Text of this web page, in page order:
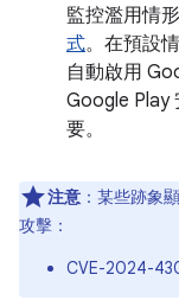
監控濫用情
式。在預設
自動啟用
Google Play
要。
注意 ：某些跡象
攻擊：
CVE-2024-